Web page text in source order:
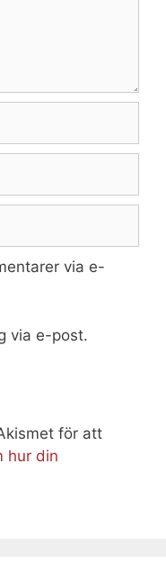
via e-
via e-post.
för att
hur din